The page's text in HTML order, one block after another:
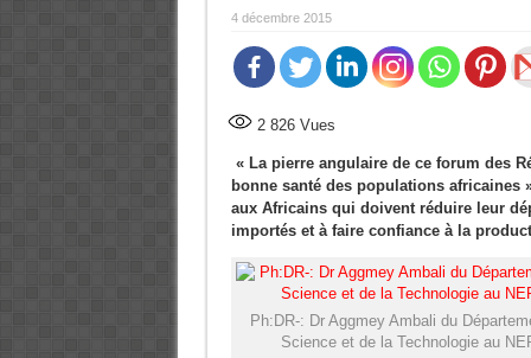
4 décembre 2015
2 826Vues
« La pierre angulaire de ce forum des
bonne santé des populations africaines
aux Africains qui doivent réduire leur
importés et à faire confiance à la
Ph:DR-: Dr Aggmey Ambali du
Science et de la Technologie au